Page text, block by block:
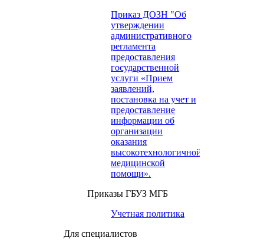
Приказ ДОЗН "Об
утверждении
административного
регламента
предоставления
государственной
услуги «Прием
заявлений,
постановка на учет и
предоставление
информации об
организации
оказания
высокотехнологичной
медицинской
помощи».
Приказы ГБУЗ МГБ
Учетная политика
Для специалистов